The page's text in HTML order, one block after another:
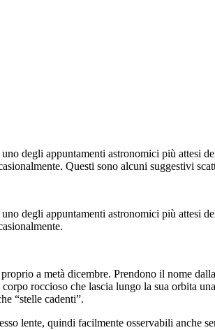
degli appuntamenti astronomici più attesi
Questi sono alcuni suggestivi
degli appuntamenti astronomici più attesi
a metà dicembre. Prendono il nome
roccioso che lascia lungo la sua orbita
“stelle cadenti”.
lente, quindi facilmente osservabili anche